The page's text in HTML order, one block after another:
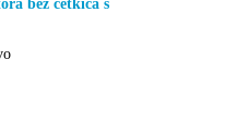
bez četkica s